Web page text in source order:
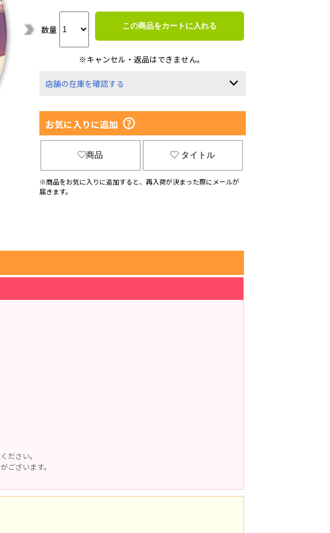
数量 この商品をカートに入れる
※キャンセル・返品はできません。
店舗の在庫を確認する
お気に入りに追加
商品 タイトル
※商品をお気に入りに追加すると、再入荷が決まった際にメールが
届きます。
ださい。
ございます。